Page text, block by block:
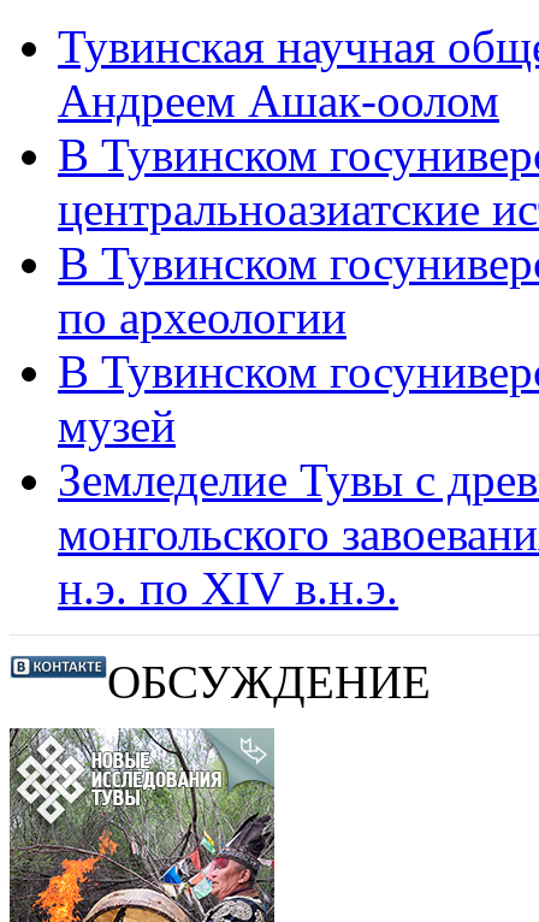
Тувинская научная
Андреем Ашак-оолом
В Тувинском
центральноазиатские
В Тувинском
по археологии
В Тувинском
музей
Земледелие Тувы с
монгольского
н.э. по XIV в.н.э.
ОБСУЖДЕНИЕ